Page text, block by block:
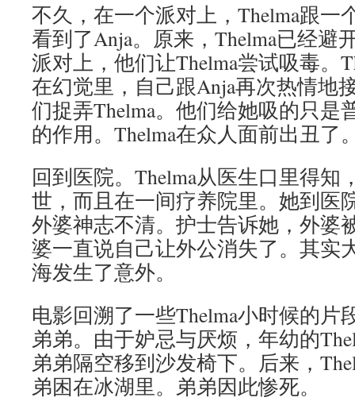
不久，在一个派对上，Thelma跟一
看到了Anja。原来，Thelma已经避
派对上，他们让Thelma尝试吸毒。
在幻觉里，自己跟Anja再次热情地
们捉弄Thelma。他们给她吸的只是
的作用。Thelma在众人面前出丑了
回到医院。Thelma从医生口里得知
世，而且在一间疗养院里。她到医
外婆神志不清。护士告诉她，外婆
婆一直说自己让外公消失了。其实
海发生了意外。
电影回溯了一些Thelma小时候的片
弟弟。由于妒忌与厌烦，年幼的
弟弟隔空移到沙发椅下。后来，
弟困在冰湖里。弟弟因此惨死。